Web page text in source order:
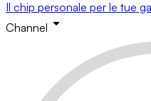
Il chip personale per le tue
Channel